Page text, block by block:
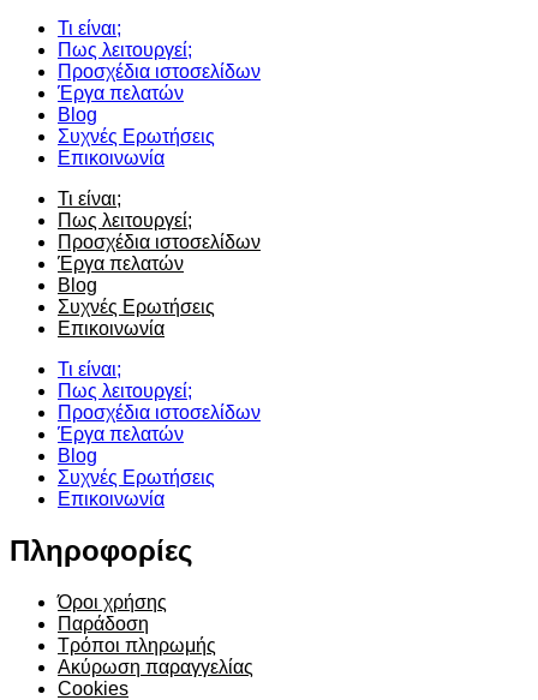
Τι είναι;
Πως λειτουργεί;
Προσχέδια ιστοσελίδων
Έργα πελατών
Blog
Συχνές Ερωτήσεις
Επικοινωνία
Τι είναι;
Πως λειτουργεί;
Προσχέδια ιστοσελίδων
Έργα πελατών
Blog
Συχνές Ερωτήσεις
Επικοινωνία
Τι είναι;
Πως λειτουργεί;
Προσχέδια ιστοσελίδων
Έργα πελατών
Blog
Συχνές Ερωτήσεις
Επικοινωνία
Πληροφορίες
Όροι χρήσης
Παράδοση
Τρόποι πληρωμής
Ακύρωση παραγγελίας
Cookies